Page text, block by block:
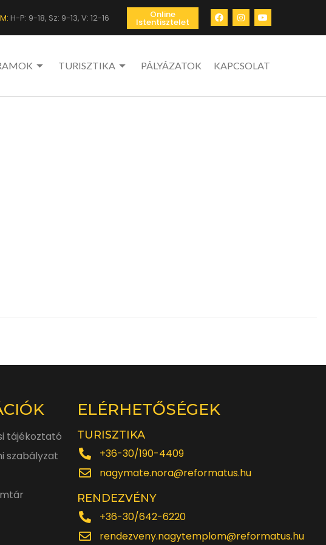
H-P: 9-18, Sz: 9-13, V: 12-16 Online
Istentisztelet
TURISZTIKA PÁLYÁZATOK KAPCSOLAT
tájékoztató
szabályzat
ELÉRHETŐSÉGEK
TURISZTIKA
+36-30/190-4409
nagymate.nora@reformatus.hu
RENDEZVÉNY
+36-30/642-6220
rendezveny.nagytemplom@reformatus.hu